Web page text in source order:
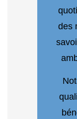
des